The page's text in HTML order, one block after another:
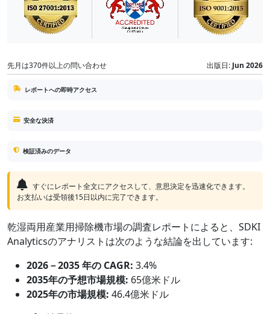
先月は370件以上の問い合わせ 出版日: Jun 2026
レポートへの即時アクセス
安全な決済
検証済みのデータ
すぐにレポート全文にアクセスして、意思決定を迅速化できます。
お支払いは受領後15日以内に完了できます。
乾湿両用産業用掃除機市場の調査レポートによると、SDKI
Analyticsのアナリストは次のような結論を出しています:
2026－2035 年の CAGR: 3.4%
2035年の予想市場規模: 65億米ドル
2025年の市場規模: 46.4億米ドル